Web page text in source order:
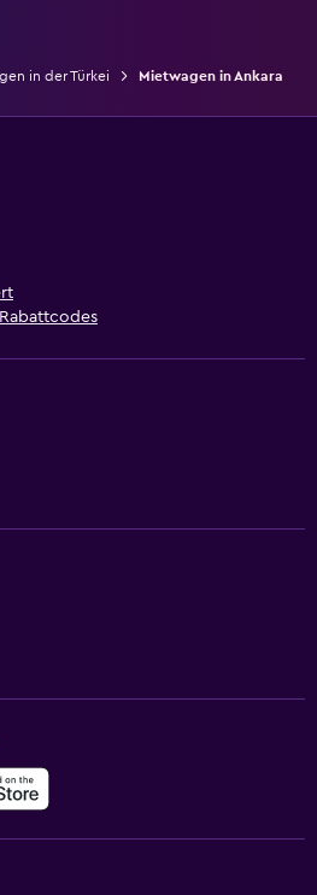
in der Türkei Mietwagen in Ankara